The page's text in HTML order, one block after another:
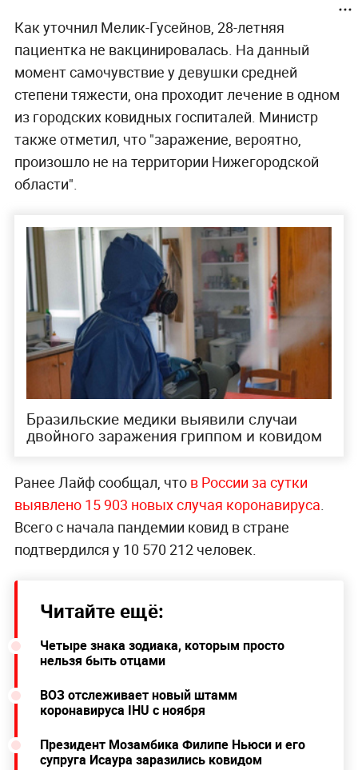
Как уточнил Мелик-Гусейнов, 28-летняя
пациентка не вакцинировалась. На данный
момент самочувствие у девушки средней
степени тяжести, она проходит лечение в одном
из городских ковидных госпиталей. Министр
также отметил, что "заражение, вероятно,
произошло не на территории Нижегородской
области".
Бразильские медики выявили случаи
двойного заражения гриппом и ковидом
Ранее Лайф сообщал, что в России за сутки
выявлено 15 903 новых случая коронавируса.
Всего с начала пандемии ковид в стране
подтвердился у 10 570 212 человек.
Читайте ещё:
Четыре знака зодиака, которым просто
нельзя быть отцами
ВОЗ отслеживает новый штамм
коронавируса IHU с ноября
Президент Мозамбика Филипе Ньюси и его
супруга Исаура заразились ковидом